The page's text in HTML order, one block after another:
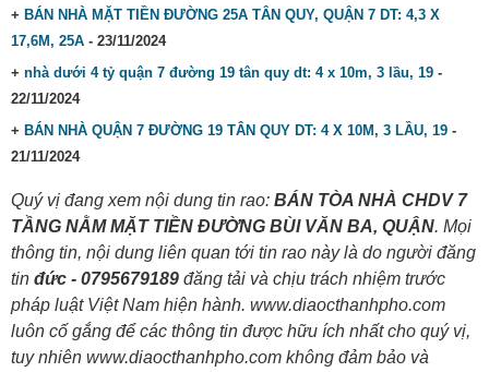
+ BÁN NHÀ MẶT TIỀN ĐƯỜNG 25A TÂN QUY, QUẬN 7 DT: 4,3 X
17,6M, 25A - 23/11/2024
+ nhà dưới 4 tỷ quận 7 đường 19 tân quy dt: 4 x 10m, 3 lầu, 19 -
22/11/2024
+ BÁN NHÀ QUẬN 7 ĐƯỜNG 19 TÂN QUY DT: 4 X 10M, 3 LẦU, 19 -
21/11/2024
Quý vị đang xem nội dung tin rao: BÁN TÒA NHÀ CHDV 7
TẦNG NẰM MẶT TIỀN ĐƯỜNG BÙI VĂN BA, QUẬN. Mọi
thông tin, nội dung liên quan tới tin rao này là do người đăng
tin đức - 0795679189 đăng tải và chịu trách nhiệm trước
pháp luật Việt Nam hiện hành. www.diaocthanhpho.com
luôn cố gắng để các thông tin được hữu ích nhất cho quý vị,
tuy nhiên www.diaocthanhpho.com không đảm bảo và